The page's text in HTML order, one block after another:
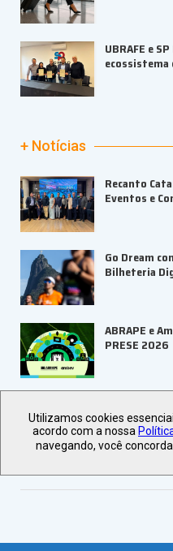
UBRAFE e
ecossistema
+ Notícias
Recanto
Eventos e
Go Dream
Bilheteria
ABRAPE e
PRESE 2026
corporativas
Utilizamos cookies
acordo com a nossa
navegando, você